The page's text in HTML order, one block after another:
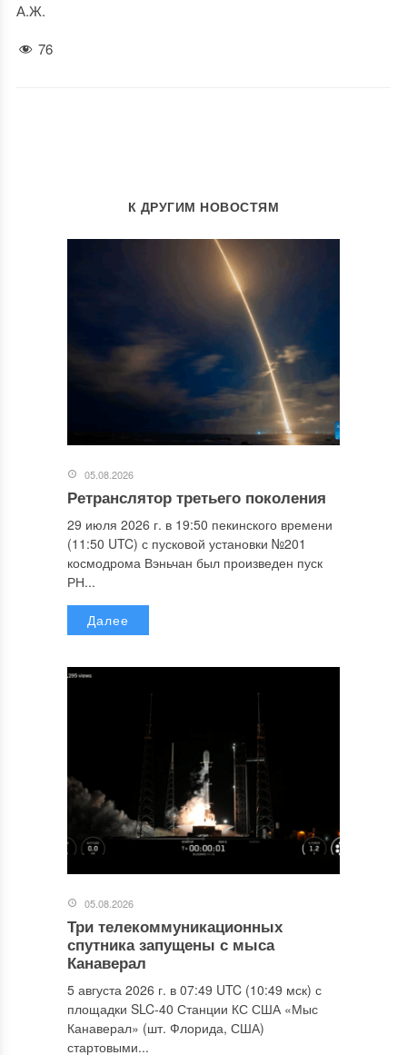
А.Ж.
76
К ДРУГИМ НОВОСТЯМ
05.08.2026
Ретранслятор третьего поколения
29 июля 2026 г. в 19:50 пекинского времени
(11:50 UTC) с пусковой установки №201
космодрома Вэньчан был произведен пуск
РН...
Далее
05.08.2026
Три телекоммуникационных
спутника запущены с мыса
Канаверал
5 августа 2026 г. в 07:49 UTC (10:49 мск) с
площадки SLC-40 Станции КС США «Мыс
Канаверал» (шт. Флорида, США)
стартовыми...